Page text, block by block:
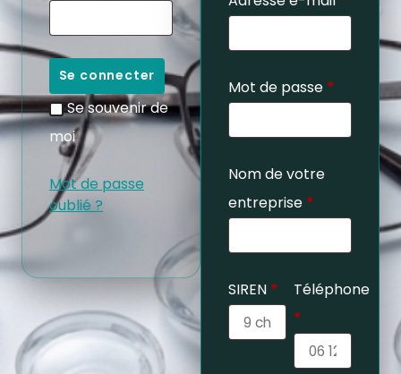
Se connecter
Se souvenir de
moi
Mot de passe
oublié ?
Mot de passe *
Nom de votre
entreprise *
SIREN *
Téléphone
*